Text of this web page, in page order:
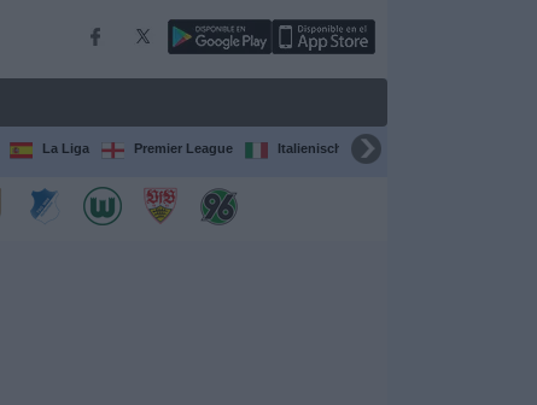
La Liga Premier League Italienische Serie A